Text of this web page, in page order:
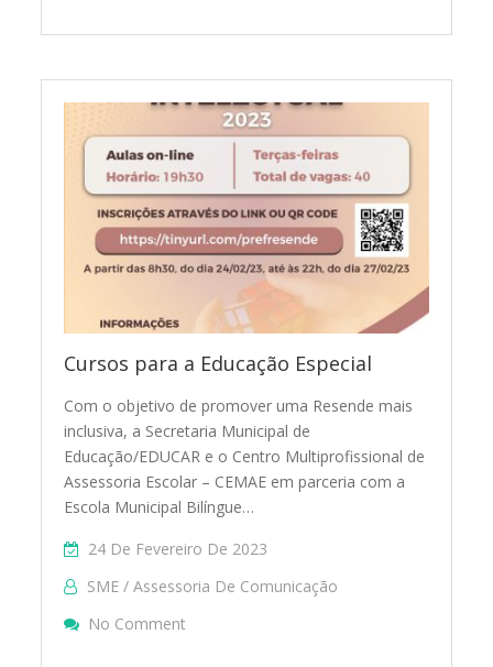
Cursos para a Educação Especial
Com o objetivo de promover uma Resende mais
inclusiva, a Secretaria Municipal de
Educação/EDUCAR e o Centro Multiprofissional de
Assessoria Escolar – CEMAE em parceria com a
Escola Municipal Bilíngue…
24 De Fevereiro De 2023
SME / Assessoria De Comunicação
No Comment